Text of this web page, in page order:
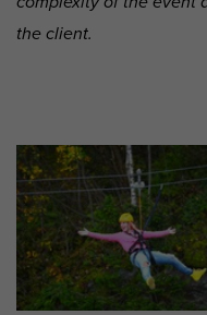
the client.